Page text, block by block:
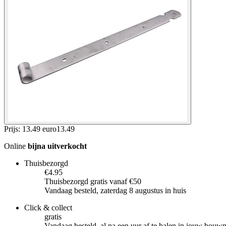
Prijs: 13.49 euro13.49
Online bijna uitverkocht
Thuisbezorgd
€4.95
Thuisbezorgd gratis vanaf €50
Vandaag besteld, zaterdag 8 augustus in huis
Click & collect
gratis